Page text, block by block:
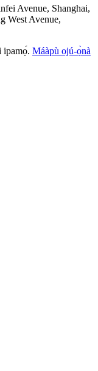
Avenue, Shanghai,
West Avenue,
ipamọ́. Máàpù ojú-ọ̀nà